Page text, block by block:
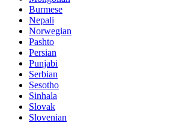
Burmese
Nepali
Norwegian
Pashto
Persian
Punjabi
Serbian
Sesotho
Sinhala
Slovak
Slovenian